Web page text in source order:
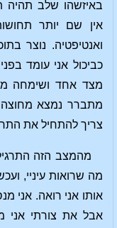
באיזשהו שלב תהיה
אין שם יותר
ואנטיפטיה. נוצר
כביכול אני עומד
מצד אחד ושימחה
מתברר נמצא מחוצה
צריך להתחיל את
מהמצב הזה
מה שרואות עיניי,
אותו אני רואה. אני
אבל את צורתי אני